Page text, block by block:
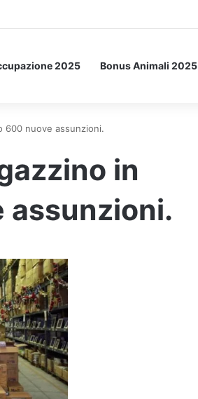
2025 Bonus Animali 2025
600 nuove assunzioni.
in
assunzioni.